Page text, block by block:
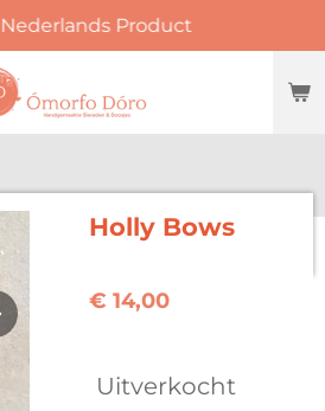
Product
Holly Bows
€ 14,00
Uitverkocht